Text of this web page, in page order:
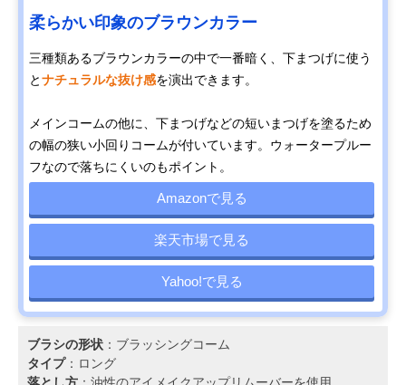
柔らかい印象のブラウンカラー
三種類あるブラウンカラーの中で一番暗く、下まつげに使う
とナチュラルな抜け感を演出できます。
メインコームの他に、下まつげなどの短いまつげを塗るため
の幅の狭い小回りコームが付いています。ウォータープルー
フなので落ちにくいのもポイント。
Amazonで見る
楽天市場で見る
Yahoo!で見る
ブラシの形状 ：ブラッシングコーム
タイプ：ロング